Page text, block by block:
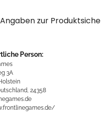
Angaben zur
Person:
3A
24358